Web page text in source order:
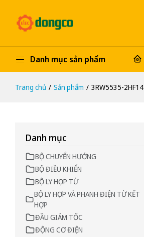
Danh mục sản phẩm
Trang chủ Sản phẩm 3RW5535-2HF14
Danh mục
BỘ CHUYỂN HƯỚNG
BỘ ĐIỀU KHIỂN
BỘ LY HỢP TỪ
BỘ LY HỢP VÀ PHANH ĐIỆN TỪ KẾT
HỢP
ĐẦU GIẢM TỐC
ĐỘNG CƠ ĐIỆN